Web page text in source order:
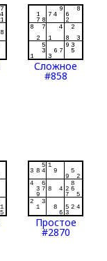
Сложное
#858
Простое
#2870